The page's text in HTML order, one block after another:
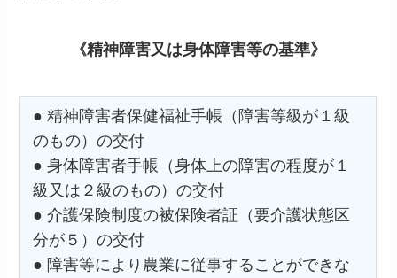
《精神障害又は身体障害等の基準》
● 精神障害者保健福祉手帳（障害等級が１級
のもの）の交付
● 身体障害者手帳（身体上の障害の程度が１
級又は２級のもの）の交付
● 介護保険制度の被保険者証（要介護状態区
分が５）の交付
● 障害等により農業に従事することができな